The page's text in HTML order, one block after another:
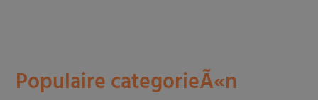
Populaire categorieÃ«n